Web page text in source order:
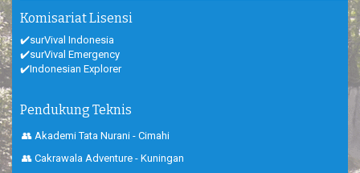
Komisariat Lisensi
✔️surVival Indonesia
✔️surVival Emergency
✔️Indonesian Explorer
Pendukung Teknis
👥 Akademi Tata Nurani - Cimahi
👥 Cakrawala Adventure - Kuningan